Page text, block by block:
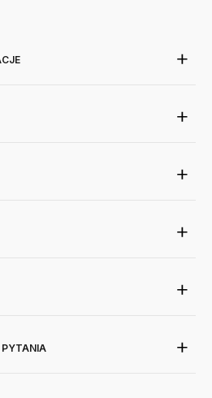
PYTANIA